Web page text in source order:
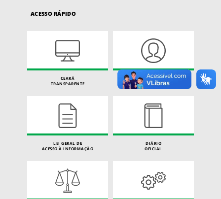
ACESSO RÁPIDO
CEARÁ
TRANSPARENTE
CARTA DE SERVIÇOS
DO CIDADÃO
LEI GERAL DE
ACESSO À INFORMAÇÃO
DIÁRIO
OFICIAL